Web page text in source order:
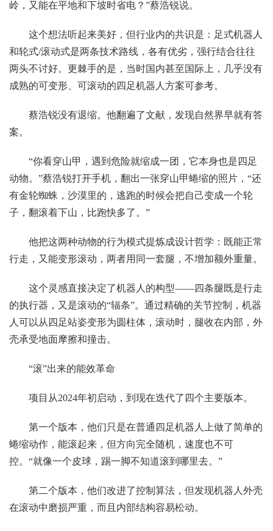
岭，又能在平地和下坡时省电？”蔡浩锐说。
这个想法听起来美好，但行业内的共识是：足式机器人
和轮式/滚动式是两条技术路线，各有优劣，强行结合往往
两头不讨好。更棘手的是，当时国内甚至国际上，几乎没有
成熟的可变形、可滚动的四足机器人方案可参考。
蔡浩锐没有退缩。他翻遍了文献，发现自然界早就有答
案。
“你看穿山甲，遇到危险就缩成一团，它本身也是四足
动物。”蔡浩锐打开手机，翻出一张穿山甲蜷缩的照片，“还
有金轮蜘蛛，沙漠里的，逃跑的时候会把自己变成一个轮
子，翻滚着下山，比跑快多了。”
他把这两种动物的行为模式提炼成设计哲学：既能正常
行走，又能变形滚动，两者用同一套腿，不增加额外重量。
这个灵感直接决定了机器人的构型——四条腿既是行走
的执行器，又是滚动的“辐条”。通过精确的关节控制，机器
人可以从四足站姿变形为圆柱体，滚动时，腿收在内部，外
壳承受地面摩擦和撞击。
“滚”出来的能效革命
项目从2024年初启动，到现在迭代了四个主要版本。
第一个版本，他们只是在普通四足机器人上做了简单的
蜷缩动作，能滚起来，但方向完全随机，速度也不可
控。“就像一个皮球，踢一脚不知道滚到哪里去。”
第二个版本，他们改进了控制算法，但发现机器人外壳
在滚动中磨损严重，而且内部结构容易松动。